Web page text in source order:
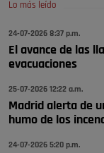
Pozuelo de Alarcón
🔴
se va porke no tiene
Pozuelo de
🔴
Lo más leído
24-07-2026 8:37 p.m.
El avance de las
evacuaciones
25-07-2026 12:22 a.m.
Madrid alerta de
humo de los
24-07-2026 5:20 p.m.